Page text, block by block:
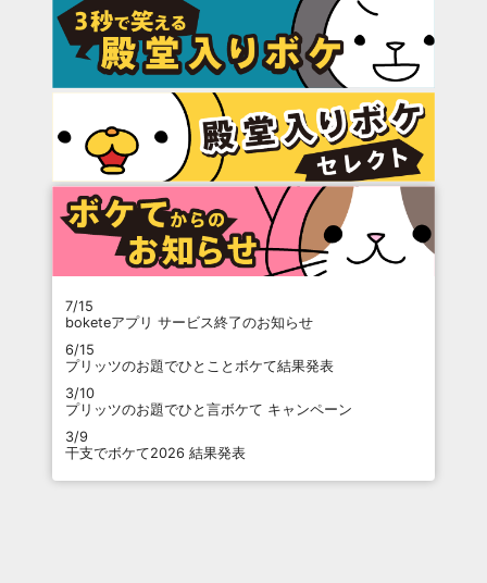
7/15
boketeアプリ サービス終了のお知らせ
6/15
プリッツのお題でひとことボケて結果発表
3/10
プリッツのお題でひと言ボケて キャンペーン
3/9
干支でボケて2026 結果発表